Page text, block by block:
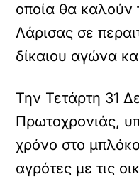
οποία θα καλούν
Λάρισας σε
δίκαιου αγώνα
Την Τετάρτη 31
Πρωτοχρονιάς,
χρόνο στο
αγρότες με τις